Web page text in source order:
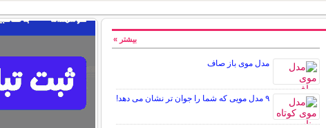
مدل موی باز صاف
۹ مدل مویی که شما را جوان تر نشان می دهد!
بیشتر »